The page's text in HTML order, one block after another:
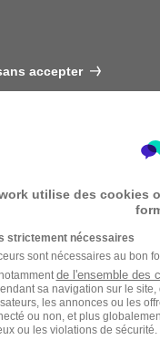
accepter
utilise des cookies
strictement nécessaires
sont nécessaires au bon
de l'ensemble des
sa navigation sur le
les annonces ou les
ou non, et plus
ou les violations de sécurité.